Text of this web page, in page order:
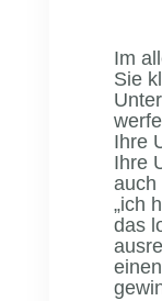
Im
Sie
Ihre
Ihre
auch
„ich
das